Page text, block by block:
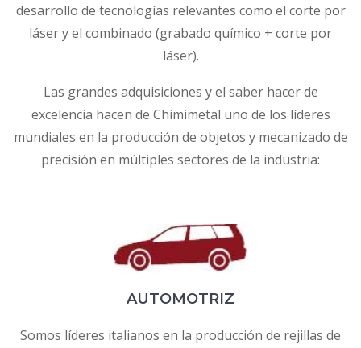
desarrollo de tecnologías relevantes como el corte por
láser y el combinado (grabado químico + corte por
láser).
Las grandes adquisiciones y el saber hacer de
excelencia hacen de Chimimetal uno de los líderes
mundiales en la producción de objetos y mecanizado de
precisión en múltiples sectores de la industria:
AUTOMOTRIZ
Somos líderes italianos en la producción de rejillas de